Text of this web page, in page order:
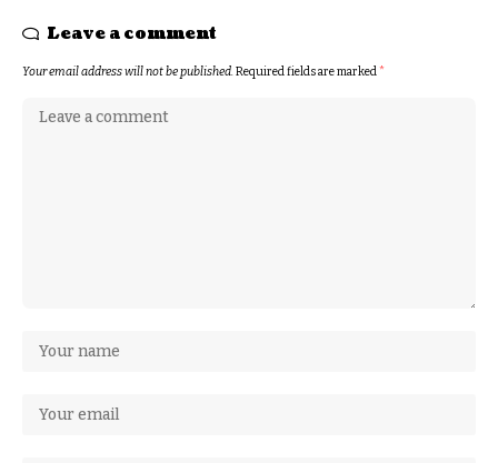
Leave a comment
Your email address will not be published.Required fields are marked*